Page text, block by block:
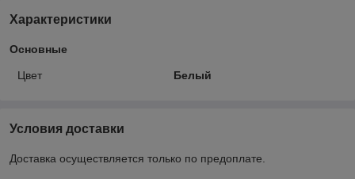
Характеристики
Основные
Цвет Белый
Условия доставки
Доставка осуществляется только по предоплате.